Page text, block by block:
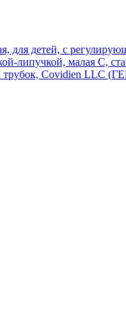
для детей, с
липучкой, малая С,
трубок, Covidien LLC